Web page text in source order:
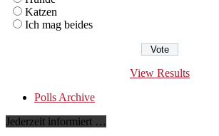
Katzen
Ich mag beides
View Results
Polls Archive
Jederzeit informiert …